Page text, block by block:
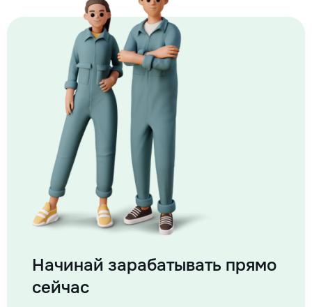
Начинай зарабатывать прямо
сейчас